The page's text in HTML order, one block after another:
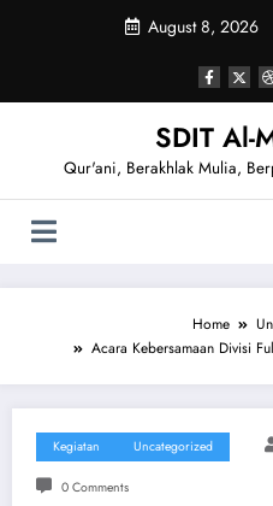
August 8, 2026
SDIT Al-
Qur'ani, Berakhlak Mulia,
Home
Acara Kebersamaan Divisi
Kegiatan Uncategorized
0 Comments